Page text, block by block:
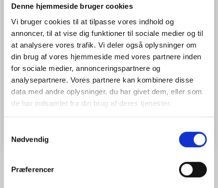
Denne hjemmeside bruger cookies
Vi bruger cookies til at tilpasse vores indhold og
annoncer, til at vise dig funktioner til sociale medier og til
at analysere vores trafik. Vi deler også oplysninger om
din brug af vores hjemmeside med vores partnere inden
for sociale medier, annonceringspartnere og
analysepartnere. Vores partnere kan kombinere disse
data med andre oplysninger, du har givet dem, eller som
de har indsamlet fra din brug af deres tjenester.
Nødvendig
Præferencer
Mere information
Model/varenr.: DL-500
DL-500 serien: DL-501
46.800,00 DKK
DL-500 serien:DL-502
24.800,00 DKK
DL-500 serien:DL-503 16.800,00 DKK